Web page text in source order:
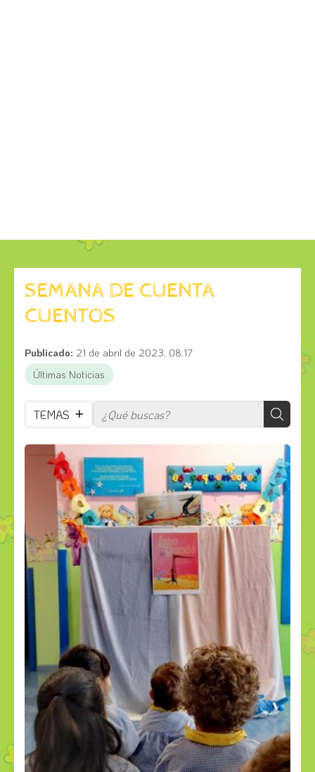
SEMANA DE CUENTA
CUENTOS
Publicado: 21 de abril de 2023, 08:17
Últimas Noticias
TEMAS